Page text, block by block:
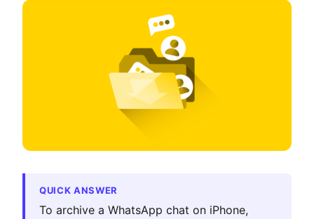
QUICK ANSWER
To archive a WhatsApp chat on iPhone,